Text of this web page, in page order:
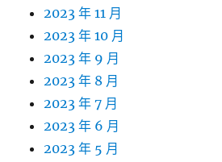
2023 年 11 月
2023 年 10 月
2023 年 9 月
2023 年 8 月
2023 年 7 月
2023 年 6 月
2023 年 5 月